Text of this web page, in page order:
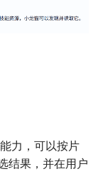
力，可以按片
结果，并在用户